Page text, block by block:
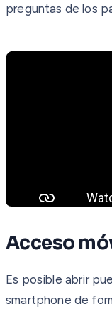
preguntas de los
Acceso
Es posible abrir
smartphone de